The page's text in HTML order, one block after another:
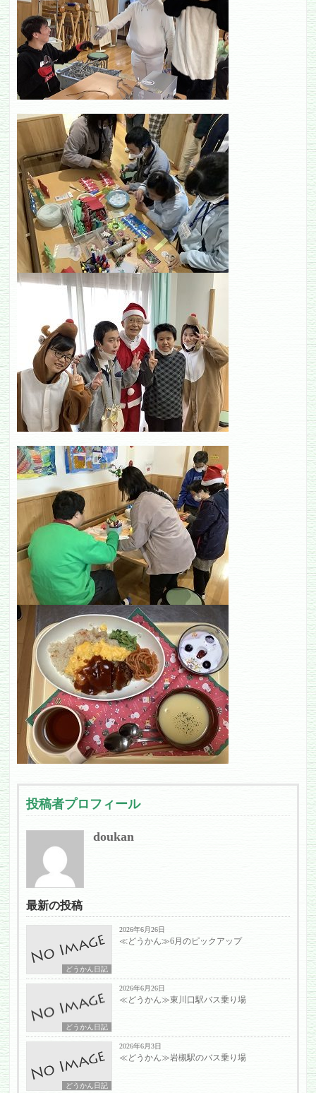
投稿者プロフィール
doukan
最新の投稿
どうかん日記
2026年6月26日
≪どうかん≫6月のピックアップ
どうかん日記
2026年6月26日
≪どうかん≫東川口駅バス乗り場
どうかん日記
2026年6月3日
≪どうかん≫岩槻駅のバス乗り場